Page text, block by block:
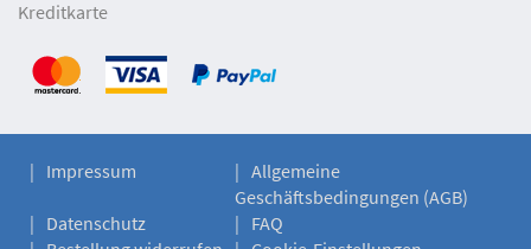
Kreditkarte
Impressum
Allgemeine
Geschäftsbedingungen (AGB)
Datenschutz
FAQ